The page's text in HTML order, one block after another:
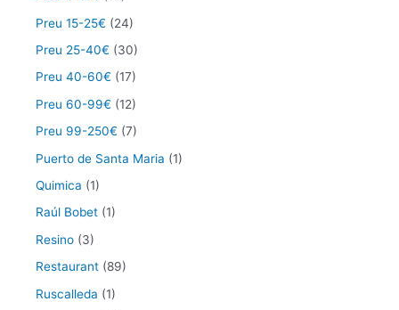
Preu 15-25€ (24)
Preu 25-40€ (30)
Preu 40-60€ (17)
Preu 60-99€ (12)
Preu 99-250€ (7)
Puerto de Santa Maria (1)
Quimica (1)
Raúl Bobet (1)
Resino (3)
Restaurant (89)
Ruscalleda (1)